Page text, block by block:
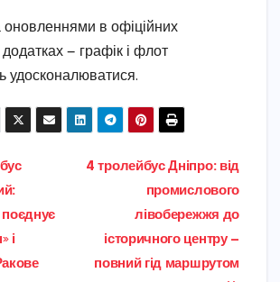
оновленнями в офіційних
— графік і флот
удосконалюватися.
4 тролейбус Дніпро: від
промислового
лівобережжя до
історичного центру —
повний гід маршрутом
і